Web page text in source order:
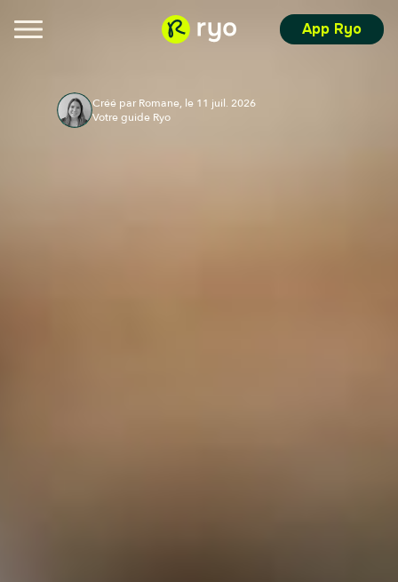
App Ryo
Créé par Romane, le 11 juil. 2026
Votre guide Ryo